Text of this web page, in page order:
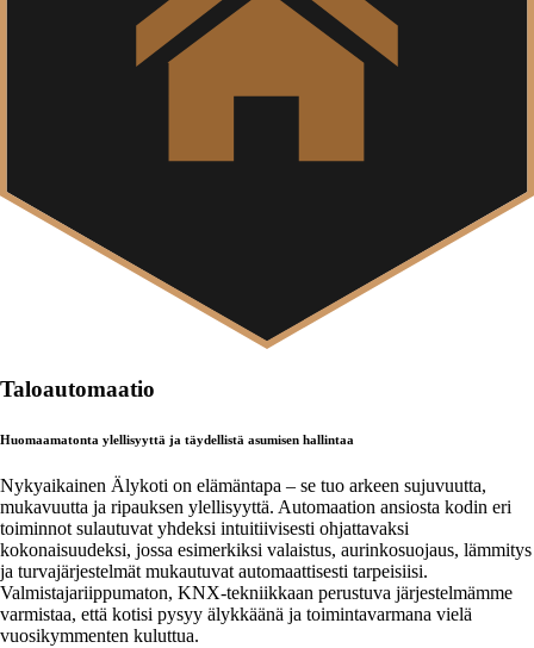
Taloautomaatio
Huomaamatonta ylellisyyttä ja täydellistä asumisen hallintaa
Nykyaikainen Älykoti on elämäntapa – se tuo arkeen sujuvuutta,
mukavuutta ja ripauksen ylellisyyttä. Automaation ansiosta kodin eri
toiminnot sulautuvat yhdeksi intuitiivisesti ohjattavaksi
kokonaisuudeksi, jossa esimerkiksi valaistus, aurinkosuojaus, lämmitys
ja turvajärjestelmät mukautuvat automaattisesti tarpeisiisi.
Valmistajariippumaton, KNX-tekniikkaan perustuva järjestelmämme
varmistaa, että kotisi pysyy älykkäänä ja toimintavarmana vielä
vuosikymmenten kuluttua.